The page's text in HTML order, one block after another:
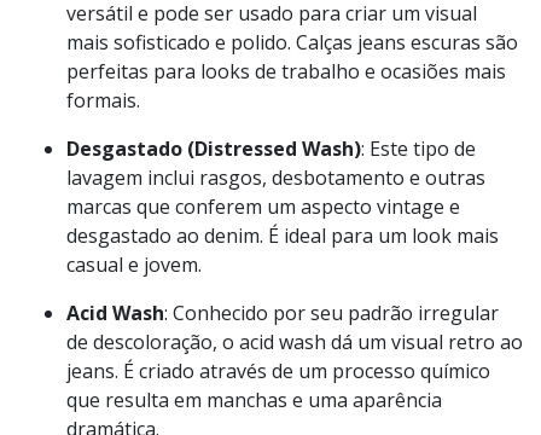
Escuro (Dark Wash): Tem uma cor profunda e
rica, geralmente alcançada por tratamentos
químicos ou corantes. Este tipo de lavagem é mais
mais sofisticado e polido. Calças jeans escuras são
perfeitas para looks de trabalho e ocasiões mais
formais.
Desgastado (Distressed Wash)
lavagem inclui rasgos, desbotamento e outras
marcas que conferem um aspecto vintage e
desgastado ao denim. É ideal para um look mais
casual e jovem.
Acid Wash
: Conhecido por seu padrão irregular